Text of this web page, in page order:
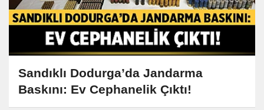
Sandıklı Dodurga’da Jandarma
Baskını: Ev Cephanelik Çıktı!